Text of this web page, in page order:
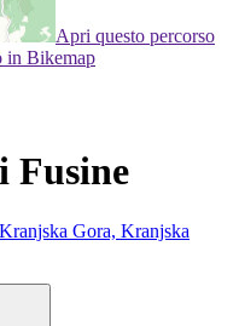
Apri questo percorso
in Bikemap
Fusine
Kranjska Gora, Kranjska